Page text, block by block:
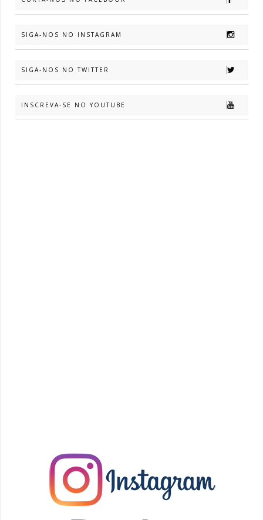
SIGA-NOS NO INSTAGRAM
SIGA-NOS NO TWITTER
INSCREVA-SE NO YOUTUBE